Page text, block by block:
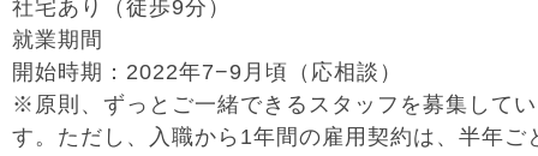
社宅あり（徒歩9分）
就業期間
開始時期：2022年7−9月頃（応相談）
※原則、ずっとご一緒できるスタッフを募集して
す。ただし、入職から1年間の雇用契約は、半年ご